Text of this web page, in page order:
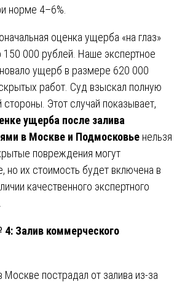
норме 4–6%.
оценка ущерба «на глаз»
150 000 рублей. Наше экспертное
ущерб в размере 620 000
работ. Суд взыскал полную
Этот случай показывает,
ущерба после залива
в Москве и Подмосковье нельзя
повреждения могут
но их стоимость будет включена в
качественного экспертного
4: Залив коммерческого
пострадал от залива из-за